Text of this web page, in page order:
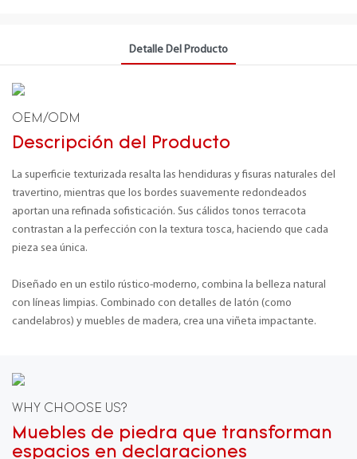
Detalle Del Producto
OEM/ODM
Descripción del Producto
La superficie texturizada resalta las hendiduras y fisuras naturales del
travertino, mientras que los bordes suavemente redondeados
aportan una refinada sofisticación. Sus cálidos tonos terracota
contrastan a la perfección con la textura tosca, haciendo que cada
pieza sea única.
Diseñado en un estilo rústico-moderno, combina la belleza natural
con líneas limpias. Combinado con detalles de latón (como
candelabros) y muebles de madera, crea una viñeta impactante.
WHY CHOOSE US?
Muebles de piedra que transforman
espacios en declaraciones